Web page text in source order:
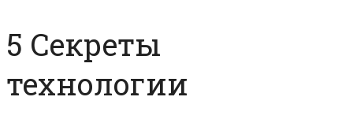
5 Секреты
технологии